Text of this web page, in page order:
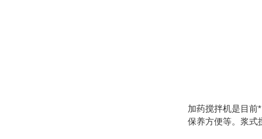
加药搅拌机是目前
保养方便等。浆式